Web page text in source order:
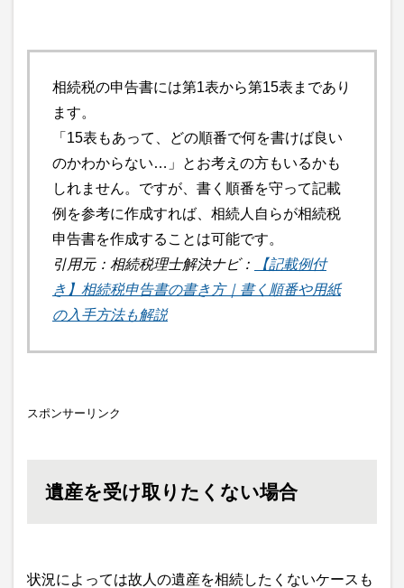
相続税の申告書には第1表から第15表まであり
ます。
「15表もあって、どの順番で何を書けば良い
のかわからない…」とお考えの方もいるかも
しれません。ですが、書く順番を守って記載
例を参考に作成すれば、相続人自らが相続税
申告書を作成することは可能です。
引用元：相続税理士解決ナビ：
【記載例付
き】相続税申告書の書き方｜書く順番や用紙
の入手方法も解説
スポンサーリンク
遺産を受け取りたくない場合
状況によっては故人の遺産を相続したくないケースも